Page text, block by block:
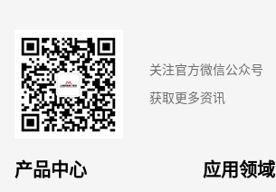
关注官方微信公众号
获取更多资讯
产品中心 应用领域